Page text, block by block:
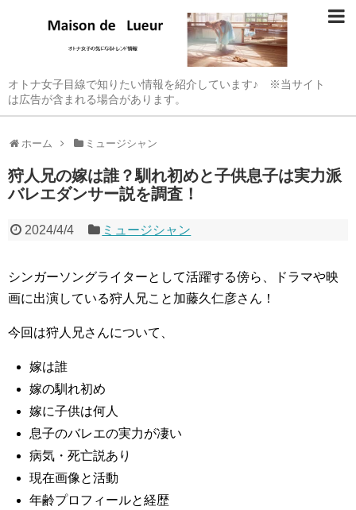
オトナ女子目線で知りたい情報を紹介しています♪ ※当サイト
は広告が含まれる場合があります。
ホーム ミュージシャン
狩人兄の嫁は誰？馴れ初めと子供息子は実力派
バレエダンサー説を調査！
2024/4/4 ミュージシャン
シンガーソングライターとして活躍する傍ら、ドラマや映
画に出演している狩人兄こと加藤久仁彦さん！
今回は狩人兄さんについて、
嫁は誰
嫁の馴れ初め
嫁に子供は何人
息子のバレエの実力が凄い
病気・死亡説あり
現在画像と活動
年齢プロフィールと経歴